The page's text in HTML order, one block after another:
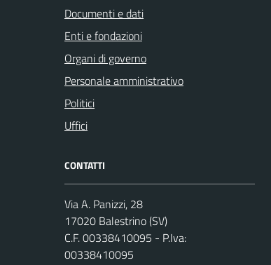
Documenti e dati
Enti e fondazioni
Organi di governo
Personale amministrativo
Politici
Uffici
CONTATTI
Via A. Panizzi, 28
17020 Balestrino (SV)
C.F. 00338410095 - P.Iva:
00338410095